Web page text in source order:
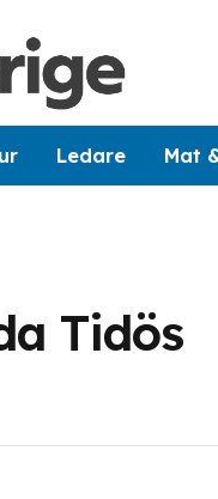
Ledare Mat
Tidös